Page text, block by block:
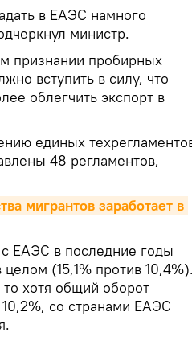
в ЕАЭС намного
министр.
признании пробирных
вступить в силу, что
облегчить экспорт в
единых
48 регламентов,
мигрантов заработает в
ЕАЭС в последние годы
(15,1% против 10,4%).
хотя общий оборот
со странами ЕАЭС